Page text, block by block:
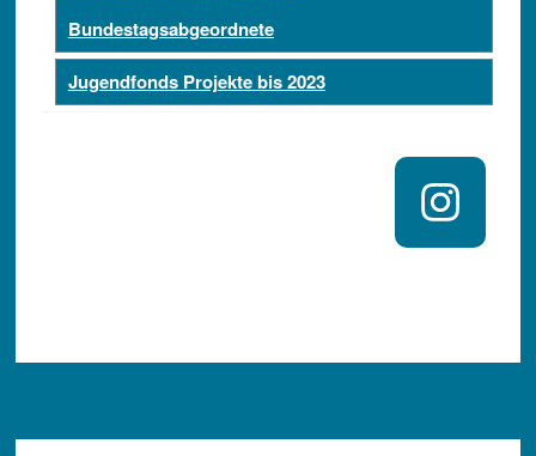
Bundestagsabgeordnete
Jugendfonds Projekte bis 2023